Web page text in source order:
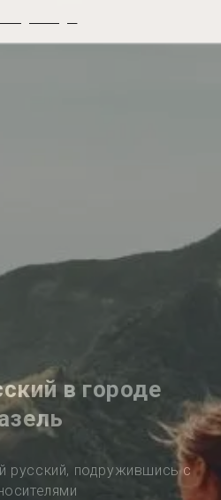
в городе
русский, подружившись с